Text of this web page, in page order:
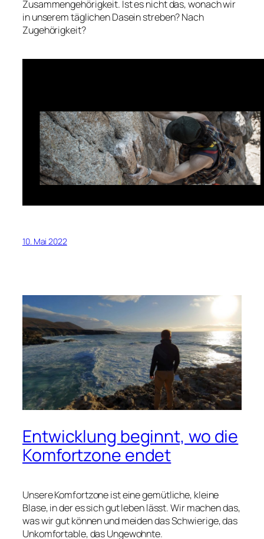
Zusammengehörigkeit. Ist es nicht das, wonach wir
in unserem täglichen Dasein streben? Nach
Zugehörigkeit?
10. Mai 2022
Entwicklung beginnt, wo die
Komfortzone endet
Unsere Komfortzone ist eine gemütliche, kleine
Blase, in der es sich gut leben lässt. Wir machen das,
was wir gut können und meiden das Schwierige, das
Unkomfortable, das Ungewohnte.